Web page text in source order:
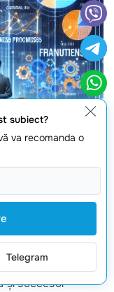
automarizarea
care
și succesul
subiect?
va recomanda o
Telegram